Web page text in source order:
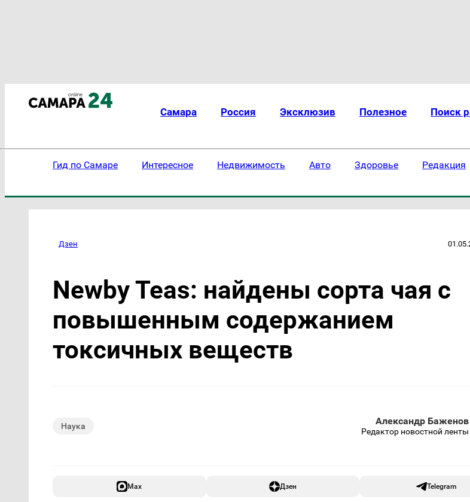
Самара Россия Эксклюзив Полезное Поиск
Гид по Самаре Интересное Недвижимость Авто Здоровье Редакция
Дзен
Newby Teas: найдены сорта чая с
повышенным содержанием
токсичных веществ
Наука Александр Баженов
Редактор новостной ленты
Max Дзен Telegram